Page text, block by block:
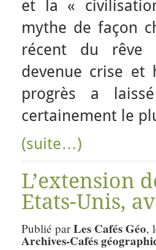
et la «
mythe de façon
récent du rêve
devenue crise et
progrès a
certainement le
(suite…)
L’extension
Etats-Unis,
Publié parLes Cafés Géo,
Archives-Cafés